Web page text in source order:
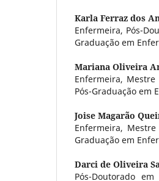
Karla Ferraz dos
Enfermeira, Pós-
Graduação em
Mariana Oliveira
Enfermeira,
Pós-Graduação em
Joise Magarão
Enfermeira,
Graduação em
Darci de Oliveira
Pós-Doutorado